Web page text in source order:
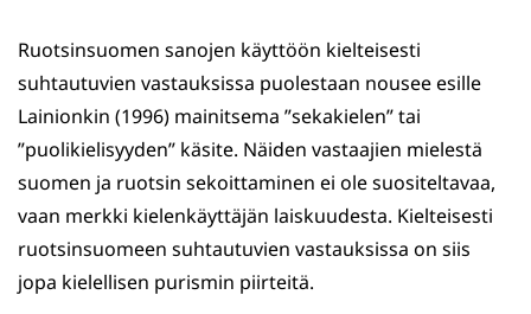
Ruotsinsuomen sanojen käyttöön kielteisesti
suhtautuvien vastauksissa puolestaan nousee esille
Lainionkin (1996) mainitsema ”sekakielen” tai
”puolikielisyyden” käsite. Näiden vastaajien mielestä
suomen ja ruotsin sekoittaminen ei ole suositeltavaa,
vaan merkki kielenkäyttäjän laiskuudesta. Kielteisesti
ruotsinsuomeen suhtautuvien vastauksissa on siis
jopa kielellisen purismin piirteitä.